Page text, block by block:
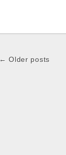
← Older posts